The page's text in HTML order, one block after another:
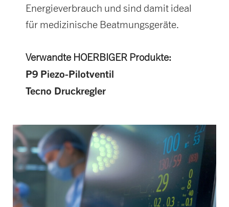
Energieverbrauch und sind damit ideal
für medizinische Beatmungsgeräte.
Verwandte HOERBIGER Produkte:
P9 Piezo-Pilotventil
Tecno Druckregler